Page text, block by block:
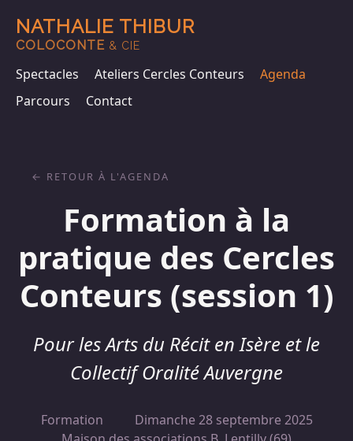
NATHALIE THIBUR
COLOCONTE & CIE
Spectacles Ateliers Cercles Conteurs
Agenda
Parcours
Contact
Formation à la
pratique des Cercles
Conteurs (session 1)
Pour les Arts du Récit en Isère et le
Collectif Oralité Auvergne
Formation
Dimanche 28 septembre 2025
RETOUR À L'AGENDA